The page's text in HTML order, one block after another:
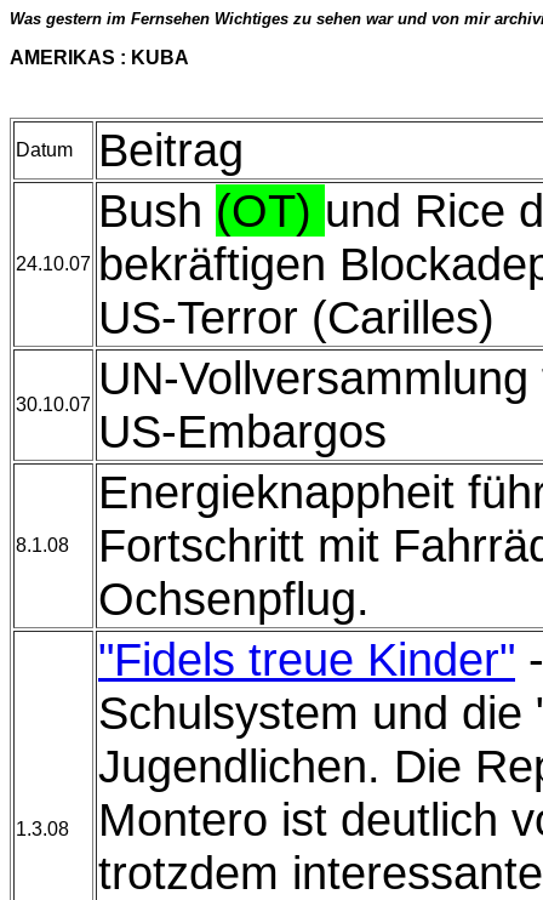
Was gestern im Fernsehen Wichtiges zu sehen war und von mir
AMERIKAS : KUBA
Datum Beitrag
24.10.07
Bush (OT) und Rice
bekräftigen
US-Terror (Carilles)
30.10.07
UN-
US-Embargos
8.1.08
Energieknappheit
Fortschritt mit
Ochsenpflug.
1.3.08
"Fidels treue Kinder"
Schulsystem und die
Jugendlichen. Die
Montero ist deutlich
trotzdem